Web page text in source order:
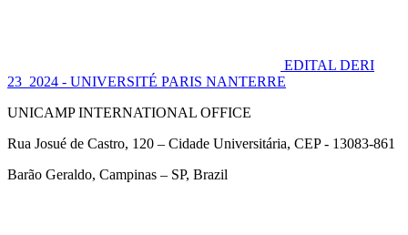
EDITAL DERI
23_2024 - UNIVERSITÉ PARIS NANTERRE
UNICAMP INTERNATIONAL OFFICE
Rua Josué de Castro, 120 – Cidade Universitária, CEP - 13083-861
Barão Geraldo, Campinas – SP, Brazil